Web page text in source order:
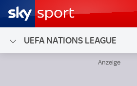
UEFA NATIONS LEAGUE